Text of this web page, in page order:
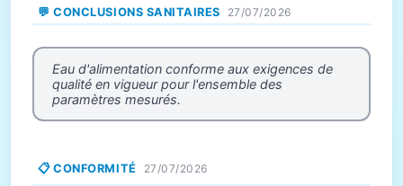
💬 CONCLUSIONS SANITAIRES 27/07/2026
Eau d'alimentation conforme aux exigences de
qualité en vigueur pour l'ensemble des
paramètres mesurés.
📋 CONFORMITÉ 27/07/2026